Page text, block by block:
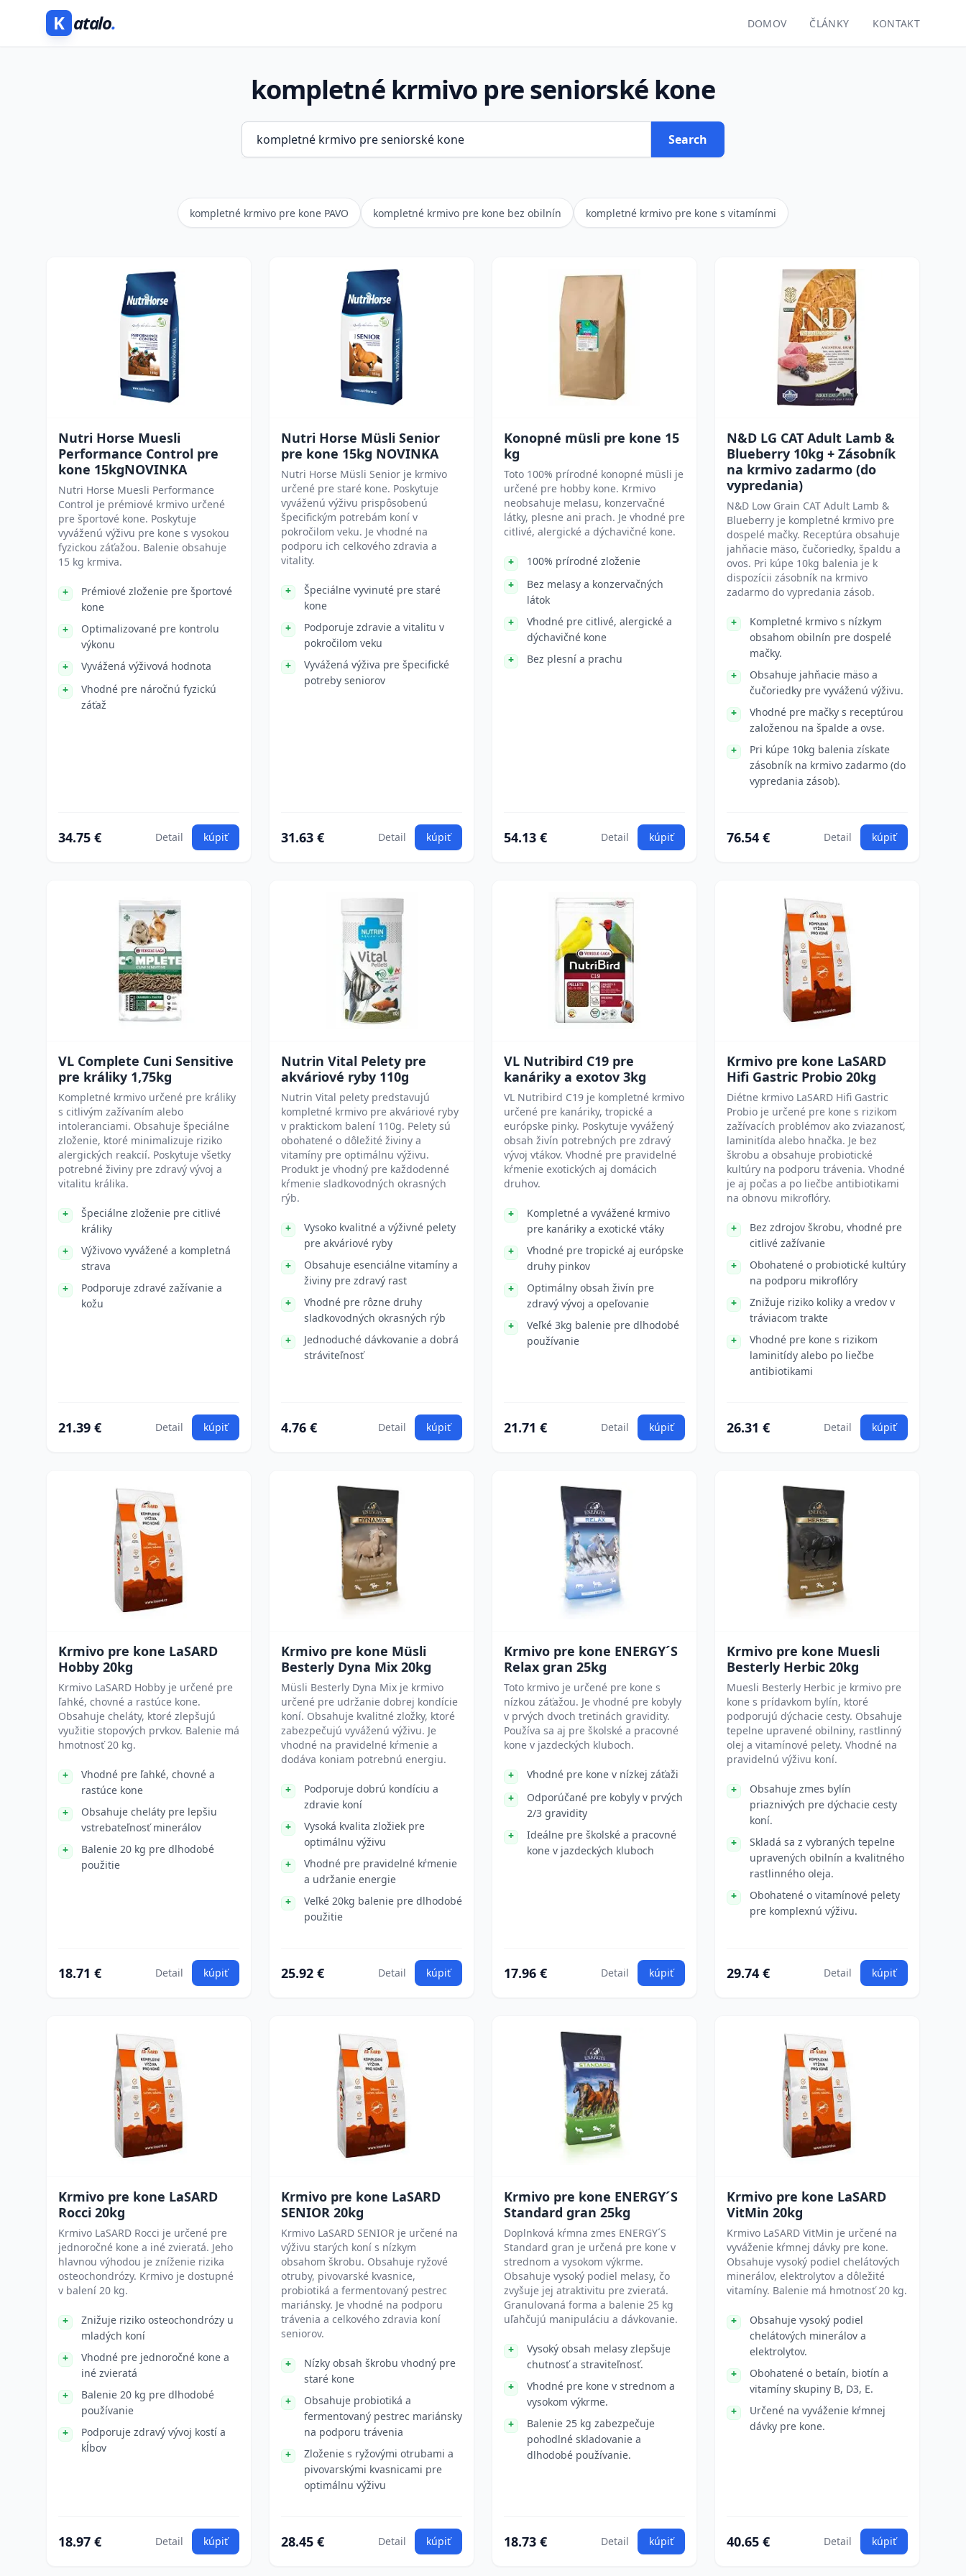
K atalo. DOMOV ČLÁNKY KONTAKT
kompletné krmivo pre seniorské kone
Search
kompletné krmivo pre kone PAVO kompletné krmivo pre kone bez obilnín kompletné krmivo pre kone s vitamínmi
Nutri Horse Muesli
Performance Control pre
kone 15kgNOVINKA
Nutri Horse Muesli Performance
Control je prémiové krmivo určené
pre športové kone. Poskytuje
vyváženú výživu pre kone s vysokou
fyzickou záťažou. Balenie obsahuje
15 kg krmiva.
Prémiové zloženie pre športové
kone
Optimalizované pre kontrolu
výkonu
Vyvážená výživová hodnota
Vhodné pre náročnú fyzickú
záťaž
34.75 € Detail kúpiť
Nutri Horse Müsli Senior
pre kone 15kg NOVINKA
Nutri Horse Müsli Senior je krmivo
určené pre staré kone. Poskytuje
vyváženú výživu prispôsobenú
špecifickým potrebám koní v
pokročilom veku. Je vhodné na
podporu ich celkového zdravia a
vitality.
Špeciálne vyvinuté pre staré
kone
Podporuje zdravie a vitalitu v
pokročilom veku
Vyvážená výživa pre špecifické
potreby seniorov
31.63 € Detail kúpiť
Konopné müsli pre kone 15
kg
Toto 100% prírodné konopné müsli je
určené pre hobby kone. Krmivo
neobsahuje melasu, konzervačné
látky, plesne ani prach. Je vhodné pre
citlivé, alergické a dýchavičné kone.
100% prírodné zloženie
Bez melasy a konzervačných
látok
Vhodné pre citlivé, alergické a
dýchavičné kone
Bez plesní a prachu
54.13 € Detail kúpiť
N&D LG CAT Adult Lamb &
Blueberry 10kg + Zásobník
na krmivo zadarmo (do
vypredania)
N&D Low Grain CAT Adult Lamb &
Blueberry je kompletné krmivo pre
dospelé mačky. Receptúra obsahuje
jahňacie mäso, čučoriedky, špaldu a
ovos. Pri kúpe 10kg balenia je k
dispozícii zásobník na krmivo
zadarmo do vypredania zásob.
Kompletné krmivo s nízkym
obsahom obilnín pre dospelé
mačky.
Obsahuje jahňacie mäso a
čučoriedky pre vyváženú výživu.
Vhodné pre mačky s receptúrou
založenou na špalde a ovse.
Pri kúpe 10kg balenia získate
zásobník na krmivo zadarmo (do
vypredania zásob).
76.54 € Detail kúpiť
VL Complete Cuni Sensitive
pre králiky 1,75kg
Kompletné krmivo určené pre králiky
s citlivým zažívaním alebo
intoleranciami. Obsahuje špeciálne
zloženie, ktoré minimalizuje riziko
alergických reakcií. Poskytuje všetky
potrebné živiny pre zdravý vývoj a
vitalitu králika.
Špeciálne zloženie pre citlivé
králiky
Výživovo vyvážené a kompletná
strava
Podporuje zdravé zažívanie a
kožu
21.39 € Detail kúpiť
Nutrin Vital Pelety pre
akváriové ryby 110g
Nutrin Vital pelety predstavujú
kompletné krmivo pre akváriové ryby
v praktickom balení 110g. Pelety sú
obohatené o dôležité živiny a
vitamíny pre optimálnu výživu.
Produkt je vhodný pre každodenné
kŕmenie sladkovodných okrasných
rýb.
Vysoko kvalitné a výživné pelety
pre akváriové ryby
Obsahuje esenciálne vitamíny a
živiny pre zdravý rast
Vhodné pre rôzne druhy
sladkovodných okrasných rýb
Jednoduché dávkovanie a dobrá
stráviteľnosť
4.76 € Detail kúpiť
VL Nutribird C19 pre
kanáriky a exotov 3kg
VL Nutribird C19 je kompletné krmivo
určené pre kanáriky, tropické a
európske pinky. Poskytuje vyvážený
obsah živín potrebných pre zdravý
vývoj vtákov. Vhodné pre pravidelné
kŕmenie exotických aj domácich
druhov.
Kompletné a vyvážené krmivo
pre kanáriky a exotické vtáky
Vhodné pre tropické aj európske
druhy pinkov
Optimálny obsah živín pre
zdravý vývoj a opeľovanie
Veľké 3kg balenie pre dlhodobé
používanie
21.71 € Detail kúpiť
Krmivo pre kone LaSARD
Hifi Gastric Probio 20kg
Diétne krmivo LaSARD Hifi Gastric
Probio je určené pre kone s rizikom
zažívacích problémov ako zviazanosť,
laminitída alebo hnačka. Je bez
škrobu a obsahuje probiotické
kultúry na podporu trávenia. Vhodné
je aj počas a po liečbe antibiotikami
na obnovu mikroflóry.
Bez zdrojov škrobu, vhodné pre
citlivé zažívanie
Obohatené o probiotické kultúry
na podporu mikroflóry
Znižuje riziko koliky a vredov v
tráviacom trakte
Vhodné pre kone s rizikom
laminitídy alebo po liečbe
antibiotikami
26.31 € Detail kúpiť
Krmivo pre kone LaSARD
Hobby 20kg
Krmivo LaSARD Hobby je určené pre
ľahké, chovné a rastúce kone.
Obsahuje cheláty, ktoré zlepšujú
využitie stopových prvkov. Balenie má
hmotnosť 20 kg.
Vhodné pre ľahké, chovné a
rastúce kone
Obsahuje cheláty pre lepšiu
vstrebateľnosť minerálov
Balenie 20 kg pre dlhodobé
použitie
18.71 € Detail kúpiť
Krmivo pre kone Müsli
Besterly Dyna Mix 20kg
Müsli Besterly Dyna Mix je krmivo
určené pre udržanie dobrej kondície
koní. Obsahuje kvalitné zložky, ktoré
zabezpečujú vyváženú výživu. Je
vhodné na pravidelné kŕmenie a
dodáva koniam potrebnú energiu.
Podporuje dobrú kondíciu a
zdravie koní
Vysoká kvalita zložiek pre
optimálnu výživu
Vhodné pre pravidelné kŕmenie
a udržanie energie
Veľké 20kg balenie pre dlhodobé
použitie
25.92 € Detail kúpiť
Krmivo pre kone ENERGY´S
Relax gran 25kg
Toto krmivo je určené pre kone s
nízkou záťažou. Je vhodné pre kobyly
v prvých dvoch tretinách gravidity.
Používa sa aj pre školské a pracovné
kone v jazdeckých kluboch.
Vhodné pre kone v nízkej záťaži
Odporúčané pre kobyly v prvých
2/3 gravidity
Ideálne pre školské a pracovné
kone v jazdeckých kluboch
17.96 € Detail kúpiť
Krmivo pre kone Muesli
Besterly Herbic 20kg
Muesli Besterly Herbic je krmivo pre
kone s prídavkom bylín, ktoré
podporujú dýchacie cesty. Obsahuje
tepelne upravené obilniny, rastlinný
olej a vitamínové pelety. Vhodné na
pravidelnú výživu koní.
Obsahuje zmes bylín
priaznivých pre dýchacie cesty
koní.
Skladá sa z vybraných tepelne
upravených obilnín a kvalitného
rastlinného oleja.
Obohatené o vitamínové pelety
pre komplexnú výživu.
29.74 € Detail kúpiť
Krmivo pre kone LaSARD
Rocci 20kg
Krmivo LaSARD Rocci je určené pre
jednoročné kone a iné zvieratá. Jeho
hlavnou výhodou je zníženie rizika
osteochondrózy. Krmivo je dostupné
v balení 20 kg.
Znižuje riziko osteochondrózy u
mladých koní
Vhodné pre jednoročné kone a
iné zvieratá
Balenie 20 kg pre dlhodobé
používanie
Podporuje zdravý vývoj kostí a
kĺbov
18.97 € Detail kúpiť
Krmivo pre kone LaSARD
SENIOR 20kg
Krmivo LaSARD SENIOR je určené na
výživu starých koní s nízkym
obsahom škrobu. Obsahuje ryžové
otruby, pivovarské kvasnice,
probiotiká a fermentovaný pestrec
mariánsky. Je vhodné na podporu
trávenia a celkového zdravia koní
seniorov.
Nízky obsah škrobu vhodný pre
staré kone
Obsahuje probiotiká a
fermentovaný pestrec mariánsky
na podporu trávenia
Zloženie s ryžovými otrubami a
pivovarskými kvasnicami pre
optimálnu výživu
28.45 € Detail kúpiť
Krmivo pre kone ENERGY´S
Standard gran 25kg
Doplnková kŕmna zmes ENERGY´S
Standard gran je určená pre kone v
strednom a vysokom výkrme.
Obsahuje vysoký podiel melasy, čo
zvyšuje jej atraktivitu pre zvieratá.
Granulovaná forma a balenie 25 kg
uľahčujú manipuláciu a dávkovanie.
Vysoký obsah melasy zlepšuje
chutnosť a straviteľnosť.
Vhodné pre kone v strednom a
vysokom výkrme.
Balenie 25 kg zabezpečuje
pohodlné skladovanie a
dlhodobé používanie.
18.73 € Detail kúpiť
Krmivo pre kone LaSARD
VitMin 20kg
Krmivo LaSARD VitMin je určené na
vyváženie kŕmnej dávky pre kone.
Obsahuje vysoký podiel chelátových
minerálov, elektrolytov a dôležité
vitamíny. Balenie má hmotnosť 20 kg.
Obsahuje vysoký podiel
chelátových minerálov a
elektrolytov.
Obohatené o betaín, biotín a
vitamíny skupiny B, D3, E.
Určené na vyváženie kŕmnej
dávky pre kone.
40.65 € Detail kúpiť